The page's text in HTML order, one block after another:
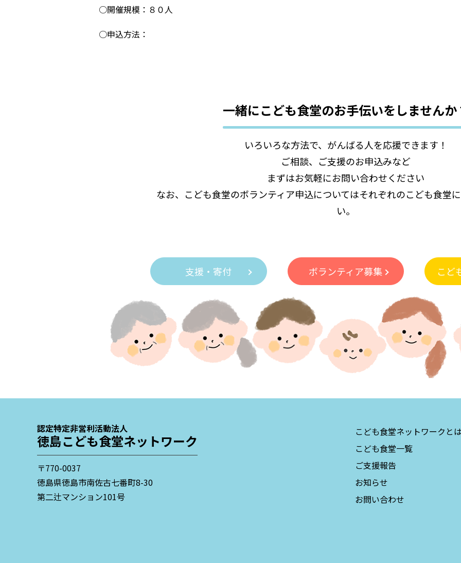
○開催規模：８０人
○申込方法：
一緒にこども食堂のお手伝いをしませんか
いろいろな方法で、がんばる人を応援できます！
ご相談、ご支援のお申込みなど
まずはお気軽にお問い合わせください
なお、こども食堂のボランティア申込についてはそれぞれのこども食堂
い。
支援・寄付 ボランティア募集 こど
こども食堂ネットワークとは
こども食堂一覧
ご支援報告
お知らせ
お問い合わせ
認定特定非営利活動法人
徳島こども食堂ネットワーク
〒770-0037
徳島県徳島市南佐古七番町8-30
第二辻マンション101号